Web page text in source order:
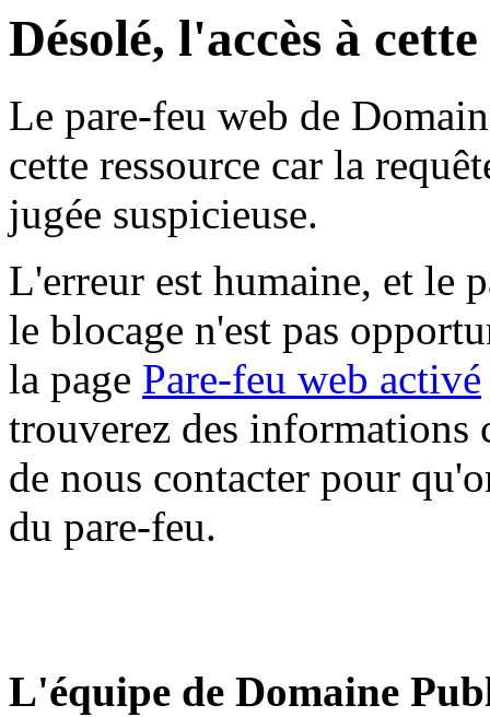
Désolé, l'accès à
Le pare-feu web de
cette ressource car la
jugée suspicieuse.
L'erreur est humaine, et le
le blocage n'est pas
la page Pare-feu web activé
trouverez des informations
de nous contacter pour
du pare-feu.
L'équipe de Domaine